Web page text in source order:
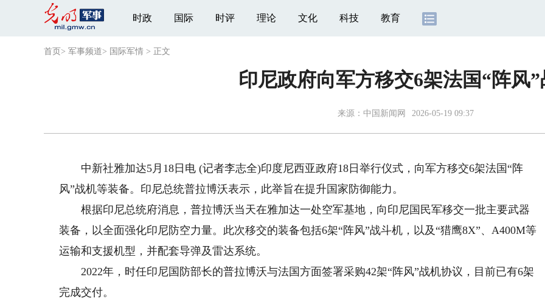
时政 国际 时评 理论 文化 科技 教育
首页 > 军事频道> 国际军情 > 正文
印尼政府向军方移交6架法国“阵风
来源： 中国新闻网 2026-05-19 09:37
中新社雅加达5月18日电 (记者李志全)印度尼西亚政府18日举行仪式，向军方移交6架法国“阵
风”战机等装备。印尼总统普拉博沃表示，此举旨在提升国家防御能力。
根据印尼总统府消息，普拉博沃当天在雅加达一处空军基地，向印尼国民军移交一批主要武器
装备，以全面强化印尼防空力量。此次移交的装备包括6架“阵风”战斗机，以及“猎鹰8X”、A400M等
运输和支援机型，并配套导弹及雷达系统。
2022年，时任印尼国防部长的普拉博沃与法国方面签署采购42架“阵风”战机协议，目前已有6架
完成交付。